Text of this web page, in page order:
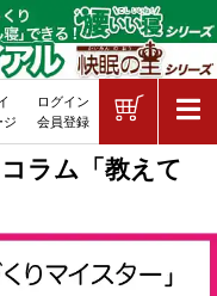
ラム「教えて
毛布団・マ
ログイン
会員登録